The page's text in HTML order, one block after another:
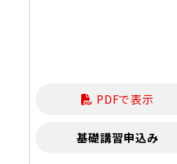
PDFで表示
基礎講習申込み